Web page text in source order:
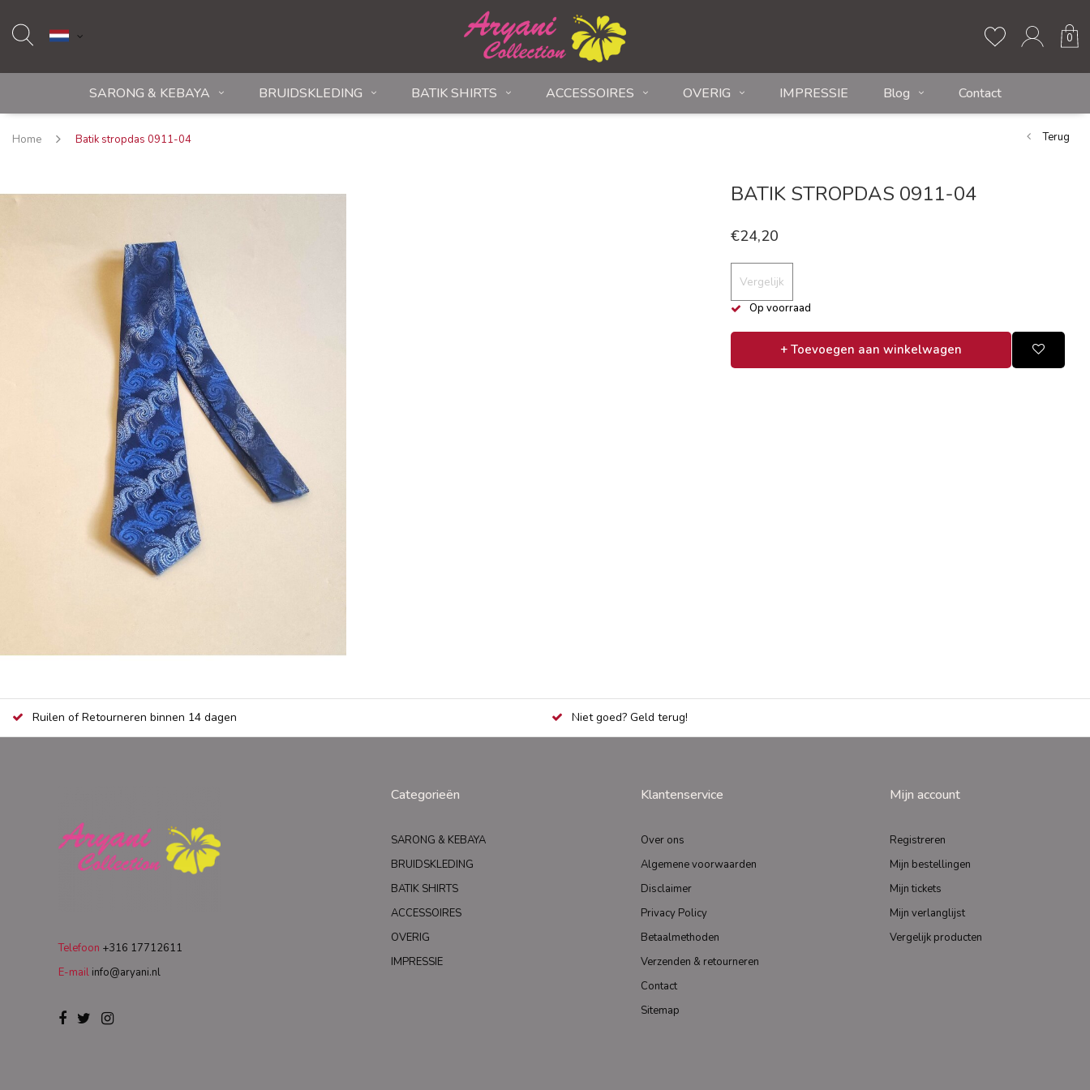
0
SARONG & KEBAYA BRUIDSKLEDING BATIK SHIRTS ACCESSOIRES OVERIG IMPRESSIE Blog Contact
Home Batik stropdas 0911-04 Terug
BATIK STROPDAS 0911-04
€24,20
Vergelijk
Op voorraad
+ Toevoegen aan winkelwagen
Ruilen of Retourneren binnen 14 dagen Niet goed? Geld terug!
Telefoon +316 17712611
E-mail info@aryani.nl
Categorieën
SARONG & KEBAYA
BRUIDSKLEDING
BATIK SHIRTS
ACCESSOIRES
OVERIG
IMPRESSIE
Klantenservice
Over ons
Algemene voorwaarden
Disclaimer
Privacy Policy
Betaalmethoden
Verzenden & retourneren
Contact
Sitemap
Mijn account
Registreren
Mijn bestellingen
Mijn tickets
Mijn verlanglijst
Vergelijk producten